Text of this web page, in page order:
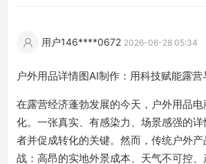
用户146****0672 2026-06-28 05:34
户外用品详情图AI制作：用科技赋能露
在露营经济蓬勃发展的今天，户外用品
化。一张真实、有感染力、场景感强的
者并促成转化的关键。然而，传统户外
战：高昂的实地外景成本、天气不可控